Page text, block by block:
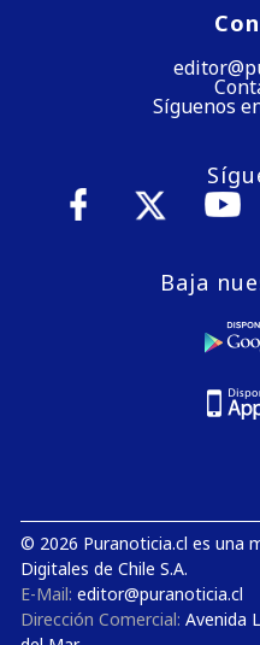
Síguenos
Baja
© 2026 Puranoticia.cl es una
Digitales de Chile S.A.
E-Mail: editor@puranoticia.cl
Dirección Comercial: Avenida